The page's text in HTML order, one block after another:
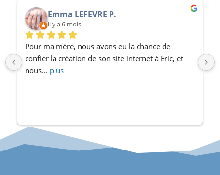
Frédérique J.
il y a 7 mois
Eric est mon créateur de rêve !J’avais très envie
d’un site à mon image, il a su , en quelques rdv
plus